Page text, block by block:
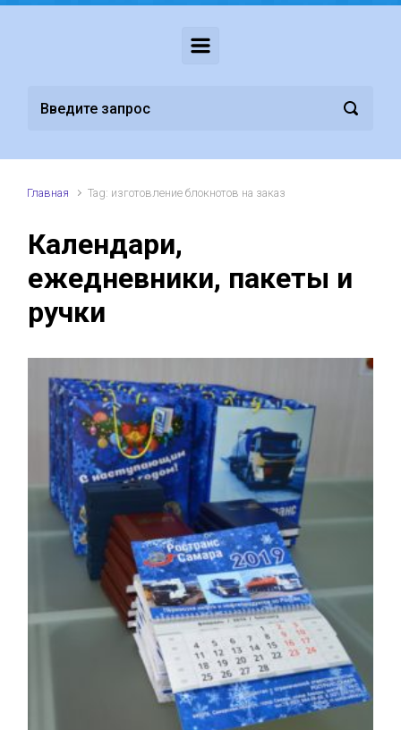
Главная Tag: изготовление блокнотов на заказ
Календари,
ежедневники, пакеты и
ручки